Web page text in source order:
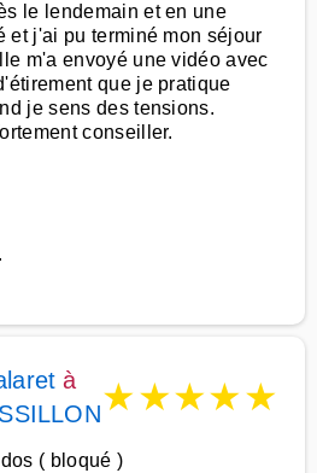
le lendemain et en une
et j'ai pu terminé mon séjour
m'a envoyé une vidéo avec
que je pratique
je sens des tensions.
conseiller.
à
★★★★★
( bloqué )